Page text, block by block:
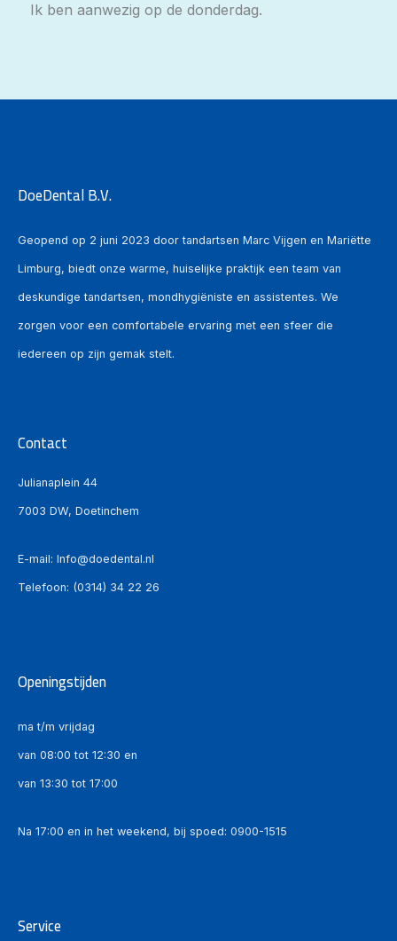
Ik ben aanwezig op de donderdag.
DoeDental B.V.
Geopend op 2 juni 2023 door tandartsen Marc Vijgen en Mariëtte
Limburg, biedt onze warme, huiselijke praktijk een team van
deskundige tandartsen, mondhygiëniste en assistentes. We
zorgen voor een comfortabele ervaring met een sfeer die
iedereen op zijn gemak stelt.
Contact
Julianaplein 44
7003 DW, Doetinchem
E-mail: Info@doedental.nl
Telefoon: (0314) 34 22 26
Openingstijden
ma t/m vrijdag
van 08:00 tot 12:30 en
van 13:30 tot 17:00
Na 17:00 en in het weekend, bij spoed: 0900-1515
Service